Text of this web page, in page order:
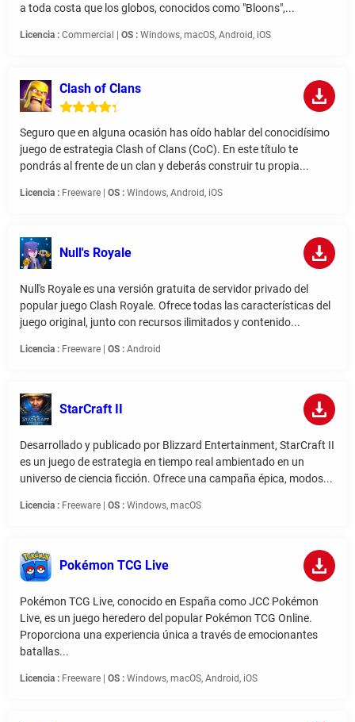
a toda costa que los globos, conocidos como "Bloons",...
Licencia : Commercial | OS : Windows, macOS, Android, iOS
Clash of Clans
Seguro que en alguna ocasión has oído hablar del conocidísimo
juego de estrategia Clash of Clans (CoC). En este título te
pondrás al frente de un clan y deberás construir tu propia...
Licencia : Freeware | OS : Windows, Android, iOS
Null's Royale
Null's Royale es una versión gratuita de servidor privado del
popular juego Clash Royale. Ofrece todas las características del
juego original, junto con recursos ilimitados y contenido...
Licencia : Freeware | OS : Android
StarCraft II
Desarrollado y publicado por Blizzard Entertainment, StarCraft II
es un juego de estrategia en tiempo real ambientado en un
universo de ciencia ficción. Ofrece una campaña épica, modos...
Licencia : Freeware | OS : Windows, macOS
Pokémon TCG Live
Pokémon TCG Live, conocido en España como JCC Pokémon
Live, es un juego heredero del popular Pokémon TCG Online.
Proporciona una experiencia única a través de emocionantes
batallas...
Licencia : Freeware | OS : Windows, macOS, Android, iOS